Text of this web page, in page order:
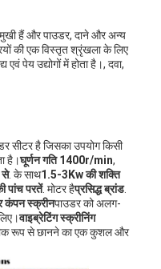
हैं और पाउडर, दाने और अन्य
की एक विस्तृत श्रृंखला के लिए
पेय उद्योगों में होता है।, दवा,
सीटर है जिसका उपयोग किसी
है।घूर्णन गति 1400r/min,
से. के साथ1.5-3Kw की शक्ति
पांच परतें. मोटर हैप्रसिद्ध ब्रांड.
कंपन स्क्रीनपाउडर को अलग-
वाइब्रेटिंग स्क्रीनिंग
रूप से छानने का एक कुशल और